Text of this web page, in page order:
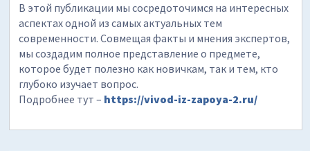
В этой публикации мы сосредоточимся на интересных
аспектах одной из самых актуальных тем
современности. Совмещая факты и мнения экспертов,
мы создадим полное представление о предмете,
которое будет полезно как новичкам, так и тем, кто
глубоко изучает вопрос.
Подробнее тут – https://vivod-iz-zapoya-2.ru/